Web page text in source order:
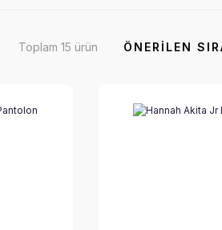
Toplam 15 ürün